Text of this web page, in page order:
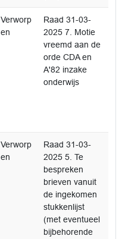
Verworp
en
Raad 31-03-
2025 7. Motie
vreemd aan de
orde CDA en
A'82 inzake
onderwijs
Verworp
en
Raad 31-03-
2025 5. Te
bespreken
brieven vanuit
de ingekomen
stukkenlijst
(met eventueel
bijbehorende